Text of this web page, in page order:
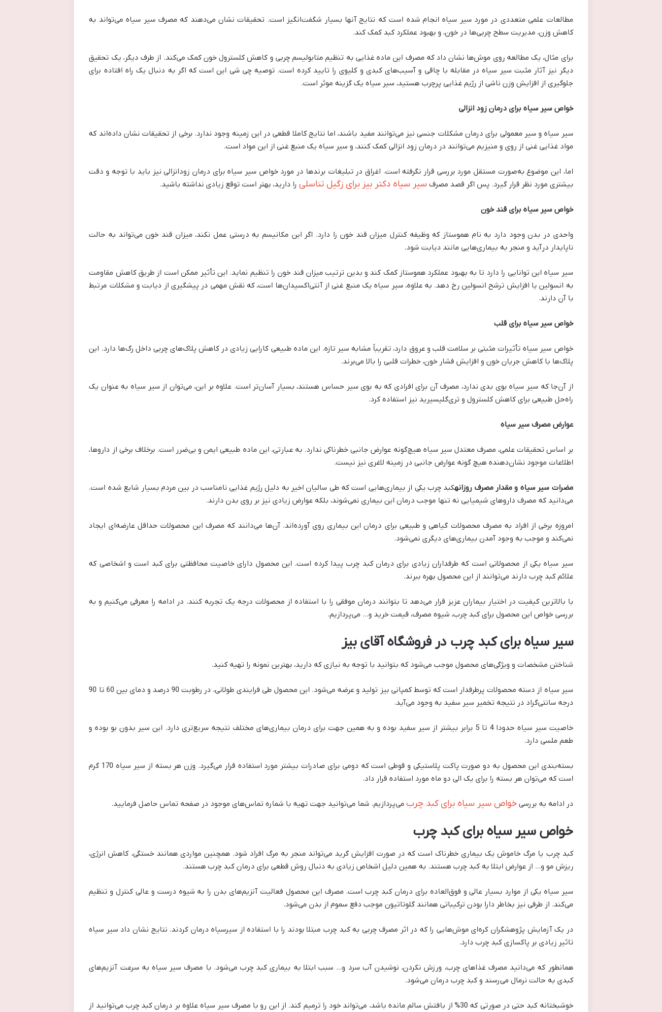
مطالعات علمی متعددی در مورد سیر سیاه انجام شده است که نتایج آنها بسیار شگفت‌انگیز است. تحقیقات نشان می‌دهند که مصرف سیر سیاه می‌تواند به
کاهش وزن، مدیریت سطح چربی‌ها در خون، و بهبود عملکرد کبد کمک کند.
برای مثال، یک مطالعه روی موش‌ها نشان داد که مصرف این ماده غذایی به تنظیم متابولیسم چربی و کاهش کلسترول خون کمک می‌کند. از طرف دیگر، یک تحقیق
دیگر نیز آثار مثبت سیر سیاه در مقابله با چاقی و آسیب‌های کبدی و کلیوی را تایید کرده است. توصیه چی شی این است که اگر به دنبال یک راه افتاده برای
جلوگیری از افزایش وزن ناشی از رژیم غذایی پرچرب هستید، سیر سیاه یک گزینه موثر است.
خواص سیر سیاه برای درمان زود انزالی
سیر سیاه و سیر معمولی برای درمان مشکلات جنسی نیز می‌توانند مفید باشند، اما نتایج کاملا قطعی در این زمینه وجود ندارد. برخی از تحقیقات نشان داده‌اند که
مواد غذایی غنی از روی و منیزیم می‌توانند در درمان زود انزالی کمک کنند، و سیر سیاه یک منبع غنی از این مواد است.
اما، این موضوع به‌صورت مستقل مورد بررسی قرار نگرفته است. اغراق در تبلیغات برندها در مورد خواص سیر سیاه برای درمان زودانزالی نیز باید با توجه و دقت
بیشتری مورد نظر قرار گیرد. پس اگر قصد مصرف سیر سیاه دکتر بیز برای زگیل تناسلی را دارید، بهتر است توقع زیادی نداشته باشید.
خواص سیر سیاه برای قند خون
واحدی در بدن وجود دارد به نام هموستاز که وظیفه کنترل میزان قند خون را دارد. اگر این مکانیسم به درستی عمل نکند، میزان قند خون می‌تواند به حالت
ناپایدار درآید و منجر به بیماری‌هایی مانند دیابت شود.
سیر سیاه این توانایی را دارد تا به بهبود عملکرد هموستاز کمک کند و بدین ترتیب میزان قند خون را تنظیم نماید. این تأثیر ممکن است از طریق کاهش مقاومت
به انسولین یا افزایش ترشح انسولین رخ دهد. به علاوه، سیر سیاه یک منبع غنی از آنتی‌اکسیدان‌ها است، که نقش مهمی در پیشگیری از دیابت و مشکلات مرتبط
با آن دارند.
خواص سیر سیاه برای قلب
خواص سیر سیاه تأثیرات مثبتی بر سلامت قلب و عروق دارد، تقریباً مشابه سیر تازه. این ماده طبیعی کارایی زیادی در کاهش پلاک‌های چربی داخل رگ‌ها دارد. این
پلاک‌ها با کاهش جریان خون و افزایش فشار خون، خطرات قلبی را بالا می‌برند.
از آن‌جا که سیر سیاه بوی بدی ندارد، مصرف آن برای افرادی که به بوی سیر حساس هستند، بسیار آسان‌تر است. علاوه بر این، می‌توان از سیر سیاه به عنوان یک
راه‌حل طبیعی برای کاهش کلسترول و تری‌گلیسیرید نیز استفاده کرد.
عوارض مصرف سیر سیاه
بر اساس تحقیقات علمی، مصرف معتدل سیر سیاه هیچ‌گونه عوارض جانبی خطرناکی ندارد. به عبارتی، این ماده طبیعی ایمن و بی‌ضرر است. برخلاف برخی از داروها،
اطلاعات موجود نشان‌دهنده هیچ گونه عوارض جانبی در زمینه لاغری نیز نیست.
مضرات سیر سیاه و مقدار مصرف روزانهکبد چرب یکی از بیماری‌هایی است که طی سالیان اخیر به دلیل رژیم غذایی نامناسب در بین مردم بسیار شایع شده است.
می‌دانید که مصرف داروهای شیمیایی نه تنها موجب درمان این بیماری نمی‌شوند، بلکه عوارض زیادی نیز بر روی بدن دارند.
امروزه برخی از افراد به مصرف محصولات گیاهی و طبیعی برای درمان این بیماری روی آورده‌اند. آن‌ها می‌دانند که مصرف این محصولات حداقل عارضه‌ای ایجاد
نمی‌کند و موجب به وجود آمدن بیماری‌های دیگری نمی‌شود.
سیر سیاه یکی از محصولاتی است که طرفداران زیادی برای درمان کبد چرب پیدا کرده است. این محصول دارای خاصیت محافظتی برای کبد است و اشخاصی که
علائم کبد چرب دارند می‌توانند از این محصول بهره ببرند.
با بالاترین کیفیت در اختیار بیماران عزیز قرار می‌دهد تا بتوانند درمان موفقی را با استفاده از محصولات درجه یک تجربه کنند. در ادامه را معرفی می‌کنیم و به
بررسی خواص این محصول برای کبد چرب، شیوه مصرف، قیمت خرید و… می‌پردازیم.
سیر سیاه برای کبد چرب در فروشگاه آقای بیز
شناختن مشخصات و ویژگی‌های محصول موجب می‌شود که بتوانید با توجه به نیازی که دارید، بهترین نمونه را تهیه کنید.
سیر سیاه از دسته محصولات پرطرفدار است که توسط کمپانی بیز تولید و عرضه می‌شود. این محصول طی فرایندی طولانی، در رطوبت 90 درصد و دمای بین 60 تا 90
درجه سانتی‌گراد در نتیجه تخمیر سیر سفید به وجود می‌آید.
خاصیت سیر سیاه حدودا 4 تا 5 برابر بیشتر از سیر سفید بوده و به همین جهت برای درمان بیماری‌های مختلف نتیجه سریع‌تری دارد. این سیر بدون بو بوده و
طعم ملسی دارد.
بسته‌بندی این محصول به دو صورت پاکت پلاستیکی و قوطی است که دومی برای صادرات بیشتر مورد استفاده قرار می‌گیرد. وزن هر بسته از سیر سیاه 170 گرم
است که می‌توان هر بسته را برای یک الی دو ماه مورد استفاده قرار داد.
در ادامه به بررسیخواص سیر سیاه برای کبد چرب می‌پردازیم. شما می‌توانید جهت تهیه با شماره تماس‌های موجود در صفحه تماس حاصل فرمایید.
خواص سیر سیاه برای کبد چرب
کبد چرب یا مرگ خاموش یک بیماری خطرناک است که در صورت افزایش گرید می‌تواند منجر به مرگ افراد شود. همچنین مواردی همانند خستگی، کاهش انرژی،
ریزش مو و… از عوارض ابتلا به کبد چرب هستند. به همین دلیل اشخاص زیادی به دنبال روش قطعی برای درمان کبد چرب هستند.
سیر سیاه یکی از موارد بسیار عالی و فوق‌العاده برای درمان کبد چرب است. مصرف این محصول فعالیت آنزیم‌های بدن را به شیوه درست و عالی کنترل و تنظیم
می‌کند. از طرفی نیز بخاطر دارا بودن ترکیباتی همانند گلوتاتیون موجب دفع سموم از بدن می‌شود.
در یک آزمایش پژوهشگران کره‌ای موش‌هایی را که در اثر مصرف چربی به کبد چرب مبتلا بودند را با استفاده از سیرسیاه درمان کردند. نتایج نشان داد سیر سیاه
تاثیر زیادی بر پاکسازی کبد چرب دارد.
همانطور که می‌دانید مصرف غذاهای چرب، ورزش نکردن، نوشیدن آب سرد و… سبب ابتلا به بیماری کبد چرب می‌شود. با مصرف سیر سیاه به سرعت آنزیم‌های
کبدی به حالت نرمال می‌رسند و کبد چرب درمان می‌شود.
خوشبختانه کبد حتی در صورتی که 30% از بافتش سالم مانده باشد، می‌تواند خود را ترمیم کند. از این رو با مصرف سیر سیاه علاوه بر درمان کبد چرب می‌توانید از